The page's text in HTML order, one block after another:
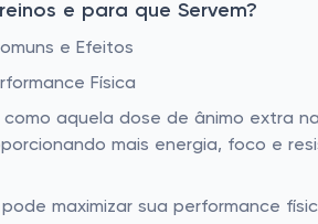
e para que Servem?
e Efeitos
Física
aquela dose de ânimo extra
mais energia, foco e
maximizar sua performance